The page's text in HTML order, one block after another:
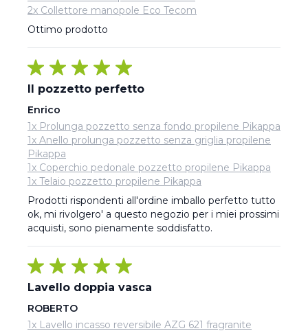
2x Collettore manopole Eco Tecom
Ottimo prodotto
Il pozzetto perfetto
Enrico
1x Prolunga pozzetto senza fondo propilene Pikappa
1x Anello prolunga pozzetto senza griglia propilene
Pikappa
1x Coperchio pedonale pozzetto propilene Pikappa
1x Telaio pozzetto propilene Pikappa
Prodotti rispondenti all'ordine imballo perfetto tutto
ok, mi rivolgero' a questo negozio per i miei prossimi
acquisti, sono pienamente soddisfatto.
Lavello doppia vasca
ROBERTO
1x Lavello incasso reversibile AZG 621 fragranite